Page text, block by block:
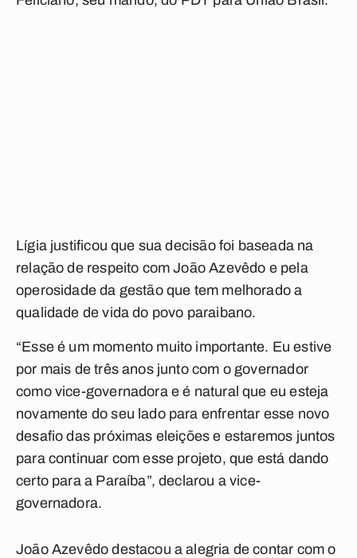
Lígia justificou que sua decisão foi baseada na
relação de respeito com João Azevêdo e pela
operosidade da gestão que tem melhorado a
qualidade de vida do povo paraibano.
“Esse é um momento muito importante. Eu estive
por mais de três anos junto com o governador
como vice-governadora e é natural que eu esteja
novamente do seu lado para enfrentar esse novo
desafio das próximas eleições e estaremos juntos
para continuar com esse projeto, que está dando
certo para a Paraíba”, declarou a vice-
governadora.
João Azevêdo destacou a alegria de contar com o